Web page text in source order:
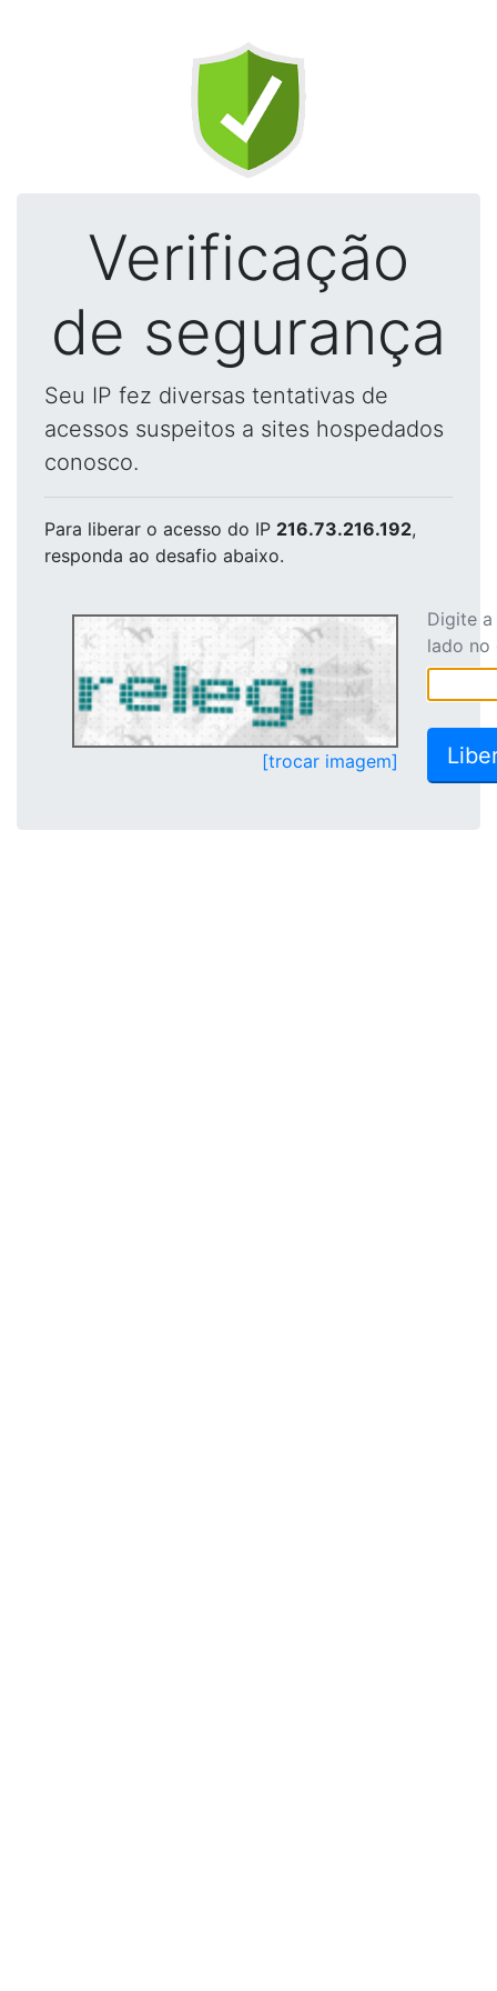
Verificação
de segurança
Seu IP fez diversas tentativas de
acessos suspeitos a sites hospedados
conosco.
Para liberar o acesso do IP 216.73.216.192,
responda ao desafio abaixo.
[trocar imagem]
Digite
lado no